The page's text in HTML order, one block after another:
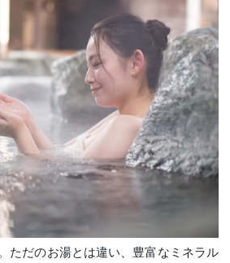
ただのお湯とは違い、豊富なミネラル